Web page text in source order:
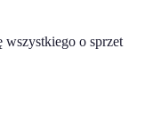
wszystkiego o sprzet